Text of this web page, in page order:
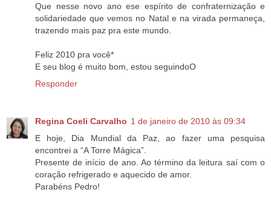
Que nesse novo ano ese espírito de confraternização e
solidariedade que vemos no Natal e na virada permaneça,
trazendo mais paz pra este mundo.
Feliz 2010 pra você*
E seu blog é muito bom, estou seguindoO
Responder
Regina Coeli Carvalho 1 de janeiro de 2010 às 09:34
E hoje, Dia Mundial da Paz, ao fazer uma pesquisa
encontrei a “A Torre Mágica”.
Presente de início de ano. Ao término da leitura saí com o
coração refrigerado e aquecido de amor.
Parabéns Pedro!